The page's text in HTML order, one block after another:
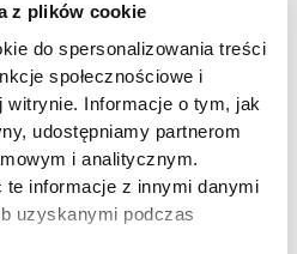
z plików cookie
do spersonalizowania treści
społecznościowe i
witrynie. Informacje o tym, jak
udostępniamy partnerom
i analitycznym.
te informacje z innymi danymi
uzyskanymi podczas
zarządzanie
dla sukcesu firmy.
Co to jest zarządzanie
przez
które […]